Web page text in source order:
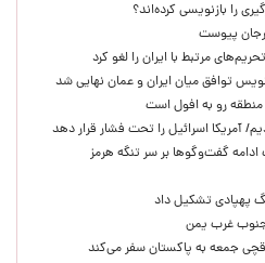
را بازنویسی کرده‌اند؟
پیوست
مرتبط با ایران را لغو کرد
توافق میان ایران و عمان نهایی شد
منطقه رو به افول است
آمریکا اسرائیل را تحت فشار قرار دهد
ادامه گفت‌وگوها بر سر تنگه هرمز
پهپادی تشکیل داد
جنوب غرب یمن
جمعه به پاکستان سفر می‌کند